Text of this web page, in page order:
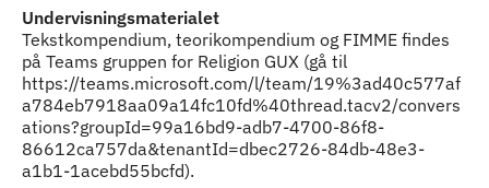
Indhold
Undervisningsmaterialet
Tekstkompendium, teorikompendium og FIMME findes
på Teams gruppen for Religion GUX (gå til
https://teams.microsoft.com/l/team/19%3ad40c577af
a784eb7918aa09a14fc10fd%40thread.tacv2/convers
ations?groupId=99a16bd9-adb7-4700-86f8-
86612ca757da&tenantId=dbec2726-84db-48e3-
a1b1-1acebd55bcfd).